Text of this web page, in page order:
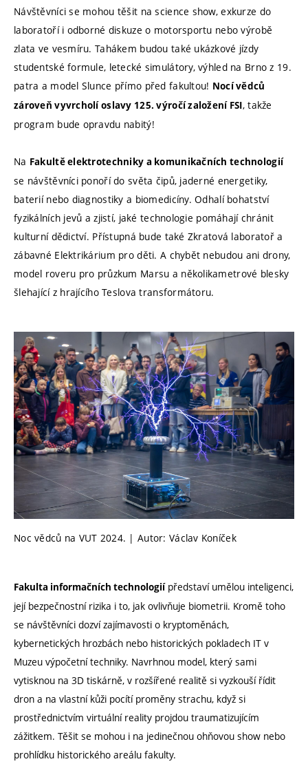
Návštěvníci se mohou těšit na science show, exkurze do
laboratoří i odborné diskuze o motorsportu nebo výrobě
zlata ve vesmíru. Tahákem budou také ukázkové jízdy
studentské formule, letecké simulátory, výhled na Brno z 19.
patra a model Slunce přímo před fakultou! Nocí vědců
zároveň vyvrcholí oslavy 125. výročí založení FSI, takže
program bude opravdu nabitý!
Na Fakultě elektrotechniky a komunikačních technologií
se návštěvníci ponoří do světa čipů, jaderné energetiky,
baterií nebo diagnostiky a biomedicíny. Odhalí bohatství
fyzikálních jevů a zjistí, jaké technologie pomáhají chránit
kulturní dědictví. Přístupná bude také Zkratová laboratoř a
zábavné Elektrikárium pro děti. A chybět nebudou ani drony,
model roveru pro průzkum Marsu a několikametrové blesky
šlehající z hrajícího Teslova transformátoru.
Noc vědců na VUT 2024. | Autor: Václav Koníček
Fakulta informačních technologiípředstaví umělou inteligenci,
její bezpečnostní rizika i to, jak ovlivňuje biometrii. Kromě toho
se návštěvníci dozví zajímavosti o kryptoměnách,
kybernetických hrozbách nebo historických pokladech IT v
Muzeu výpočetní techniky. Navrhnou model, který sami
vytisknou na 3D tiskárně, v rozšířené realitě si vyzkouší řídit
dron a na vlastní kůži pocítí proměny strachu, když si
prostřednictvím virtuální reality projdou traumatizujícím
zážitkem. Těšit se mohou i na jedinečnou ohňovou show nebo
prohlídku historického areálu fakulty.